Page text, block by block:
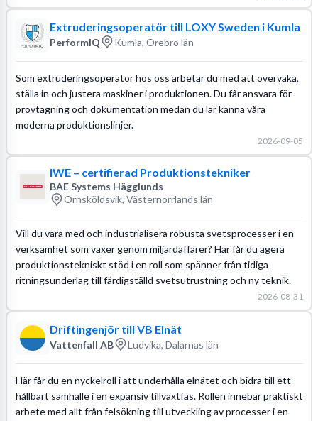
Extruderingsoperatör till LOXY Sweden i Kumla
PerformIQ Kumla, Örebro län
Som extruderingsoperatör hos oss arbetar du med att övervaka,
ställa in och justera maskiner i produktionen. Du får ansvara för
provtagning och dokumentation medan du lär känna våra
moderna produktionslinjer.
2026-09-05
IWE – certifierad Produktionstekniker
BAE Systems Hägglunds
Örnsköldsvik, Västernorrlands län
Vill du vara med och industrialisera robusta svetsprocesser i en
verksamhet som växer genom miljardaffärer? Här får du agera
produktionstekniskt stöd i en roll som spänner från tidiga
ritningsunderlag till färdigställd svetsutrustning och ny teknik.
2026-08-31
Driftingenjör till VB Elnät
Vattenfall AB Ludvika, Dalarnas län
Här får du en nyckelroll i att underhålla elnätet och bidra till ett
hållbart samhälle i en expansiv tillväxtfas. Rollen innebär praktiskt
arbete med allt från felsökning till utveckling av processer i en